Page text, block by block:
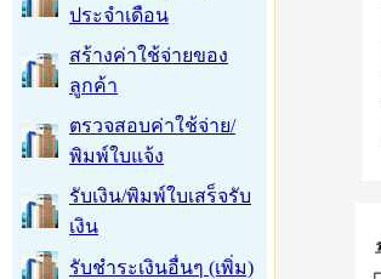
ประจำเดือน
สร้างค่าใช้จ่ายของ
ลูกค้า
ตรวจสอบค่าใช้จ่าย/
พิมพ์ใบแจ้ง
รับเงิน/พิมพ์ใบเสร็จรับ
เงิน
รับชำระเงินอื่นๆ (เพิ่ม)